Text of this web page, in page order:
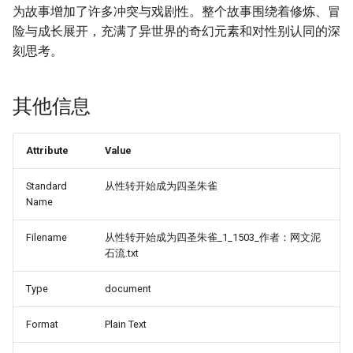
为故事增加了许多冲突与戏剧性。整个故事围绕着修炼、冒
险与成长展开，充满了异世界的奇幻元素和对性别认同的深
刻思考。
其他信息
Attribute Value
Standard
Name
从性转开始成为四圣朱雀
Filename
从性转开始成为四圣朱雀_1_1503_作者：网文泥
石流.txt
Type document
Format Plain Text